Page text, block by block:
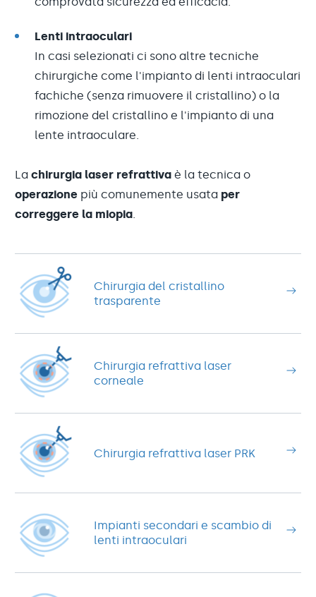
Lenti intraoculari
In casi selezionati ci sono altre tecniche
chirurgiche come l'impianto di lenti intraoculari
fachiche (senza rimuovere il cristallino) o la
rimozione del cristallino e l'impianto di una
lente intraoculare.
La chirurgia laser refrattiva è la tecnica o
operazione più comunemente usata per
correggere la miopia.
Chirurgia del cristallino
trasparente
Chirurgia refrattiva laser
corneale
Chirurgia refrattiva laser PRK
Impianti secondari e scambio di
lenti intraoculari